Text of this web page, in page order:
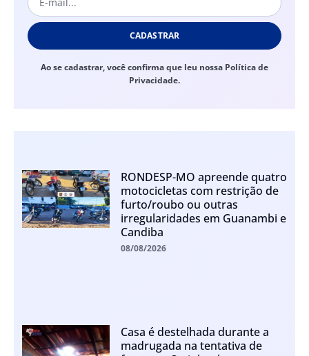
CADASTRAR
Ao se cadastrar, você confirma que leu nossa Política de
Privacidade.
RONDESP-MO apreende quatro
motocicletas com restrição de
furto/roubo ou outras
irregularidades em Guanambi e
Candiba
08/08/2026
Casa é destelhada durante a
madrugada na tentativa de